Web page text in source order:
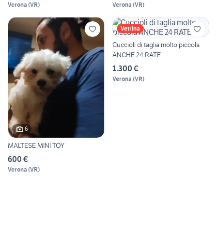
Verona (VR) Verona (VR)
6
MALTESE MINI TOY
600 €
Verona (VR)
Vetrina
Cuccioli di taglia molto piccola
ANCHE 24 RATE
1.300 €
Verona (VR)